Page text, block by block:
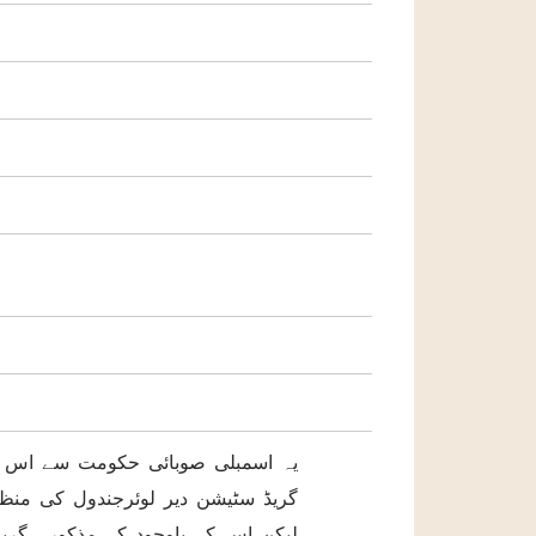
یہ اسمبلی صوبائی حکومت سے
گریڈ سٹیشن دیر لوئرجندول کی